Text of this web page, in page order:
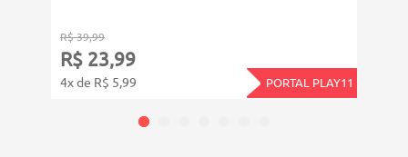
R$ 39,99
R$ 23,99
4x de R$ 5,99 PORTAL PLAY11